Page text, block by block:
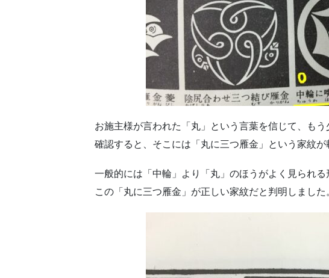
お施主様が言われた「丸」という言葉を信じて、も
確認すると、そこには「丸に三つ雁金」という家紋が
一般的には「中輪」より「丸」のほうがよく見られ
この「丸に三つ雁金」が正しい家紋だと判明しました